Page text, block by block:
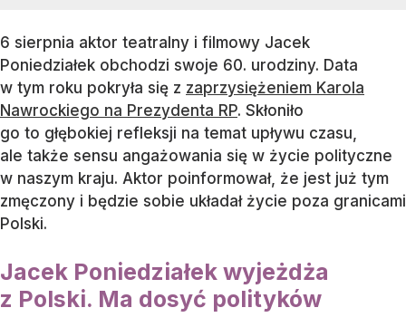
6 sierpnia aktor teatralny i filmowy Jacek
Poniedziałek obchodzi swoje 60. urodziny. Data
w tym roku pokryła się z zaprzysiężeniem Karola
Nawrockiego na Prezydenta RP. Skłoniło
go to głębokiej refleksji na temat upływu czasu,
ale także sensu angażowania się w życie polityczne
w naszym kraju. Aktor poinformował, że jest już tym
zmęczony i będzie sobie układał życie poza granicami
Polski.
Jacek Poniedziałek wyjeżdża
z Polski. Ma dosyć polityków